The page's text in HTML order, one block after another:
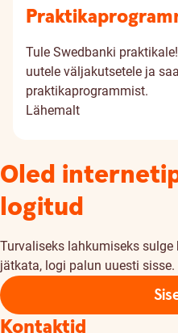
Tule Swedbanki
uutele väljakutsetele ja
praktikaprogrammist.
Lähemalt
Oled
logitud
Turvaliseks lahkumiseks sulge
jätkata, logi palun uuesti sisse.
Kontaktid